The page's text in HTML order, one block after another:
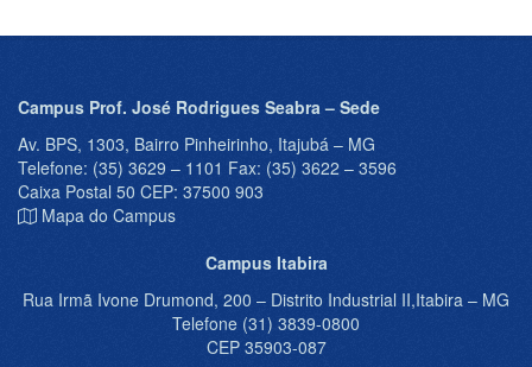
Campus Prof. José Rodrigues Seabra – Sede
Av. BPS, 1303, Bairro Pinheirinho, Itajubá – MG
Telefone: (35) 3629 – 1101 Fax: (35) 3622 – 3596
Caixa Postal 50 CEP: 37500 903
Mapa do Campus
Campus Itabira
Rua Irmã Ivone Drumond, 200 – Distrito Industrial II,Itabira – MG
Telefone (31) 3839-0800
CEP 35903-087